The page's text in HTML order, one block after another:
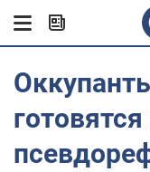
готовятся